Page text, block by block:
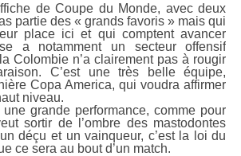
de Coupe du Monde, avec deux
partie des « grands favoris » mais qui
place ici et qui comptent avancer
a notamment un secteur offensif
Colombie n’a clairement pas à rougir
C’est une très belle équipe,
Copa America, qui voudra affirmer
niveau.
grande performance, comme pour
sortir de l’ombre des mastodontes
déçu et un vainqueur, c’est la loi du
ce sera au bout d’un match.